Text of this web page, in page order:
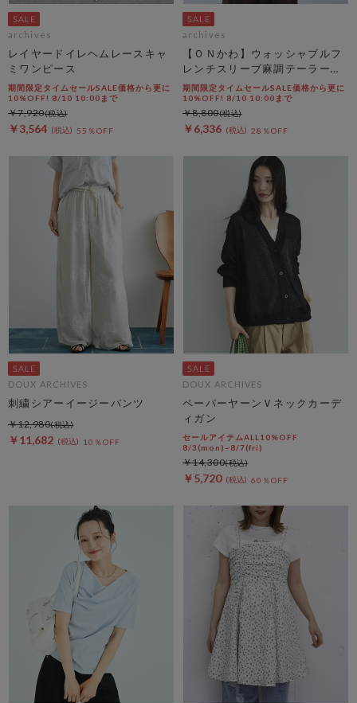
archives
レイヤードイレヘムレースキャ
ミワンピース
期間限定タイムセールSALE価格から更に
10%OFF! 8/10 10:00まで
￥3,564 55％OFF
￥7,920
archives
【ＯＮかわ】ウォッシャブルフ
レンチスリーブ麻調テーラード
ＪＫ
期間限定タイムセールSALE価格から更に
10%OFF! 8/10 10:00まで
￥6,336 28％OFF
￥8,800
DOUX ARCHIVES
刺繍シアーイージーパンツ
￥11,682 10％OFF
￥12,980
DOUX ARCHIVES
ペーパーヤーンＶネックカーデ
ィガン
セールアイテムALL10%OFF
8/3(mon)~8/7(fri)
￥5,720 60％OFF
￥14,300